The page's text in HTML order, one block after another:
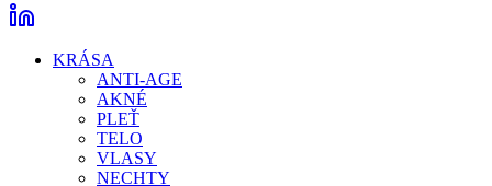
KRÁSA
ANTI-AGE
AKNÉ
PLEŤ
TELO
VLASY
NECHTY